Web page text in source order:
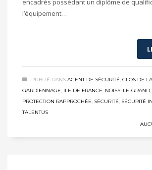
encadrés possédant un diplôme de
l’équipement…
PUBLIÉ DANS AGENT DE SÉCURITÉ, CLOS DE
GARDIENNAGE, ILE DE FRANCE, NOISY-LE-GRAND,
PROTECTION RAPPROCHÉE, SÉCURITÉ, SÉCURITÉ
TALENTUS